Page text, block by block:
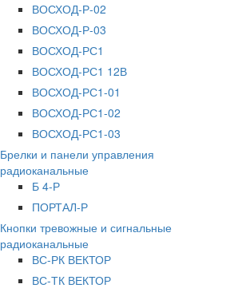
ВОСХОД-Р-02
ВОСХОД-Р-03
ВОСХОД-РС1
ВОСХОД-РС1 12В
ВОСХОД-РС1-01
ВОСХОД-РС1-02
ВОСХОД-РС1-03
Брелки и панели управления
радиоканальные
Б 4-Р
ПОРТАЛ-Р
Кнопки тревожные и сигнальные
радиоканальные
ВС-РК ВЕКТОР
ВС-ТК ВЕКТОР